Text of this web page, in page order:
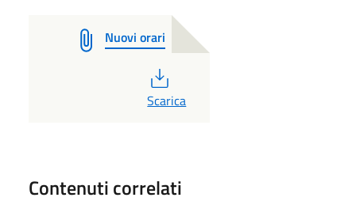
Nuovi orari
PDF
Scarica
Contenuti correlati